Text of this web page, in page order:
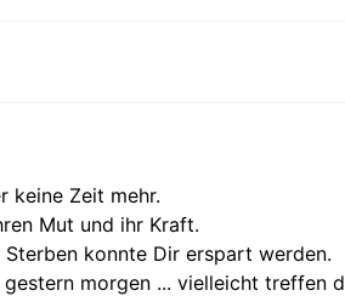
keine Zeit mehr.
Mut und ihr Kraft.
konnte Dir erspart werden.
morgen ... vielleicht treffen